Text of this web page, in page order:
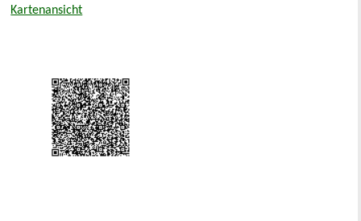
Kartenansicht